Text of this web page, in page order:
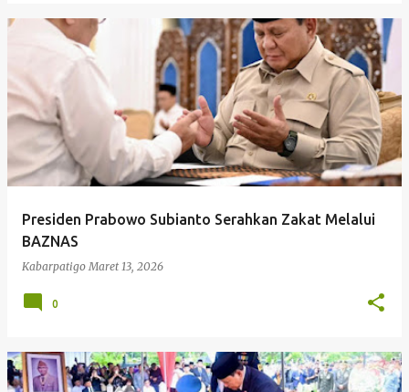
Presiden Prabowo Subianto Serahkan Zakat Melalui
BAZNAS
Kabarpatigo Maret 13, 2026
0